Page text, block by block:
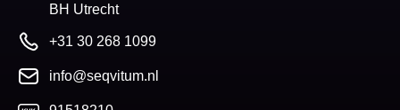
BH Utrecht
+31 30 268 1099
info@seqvitum.nl